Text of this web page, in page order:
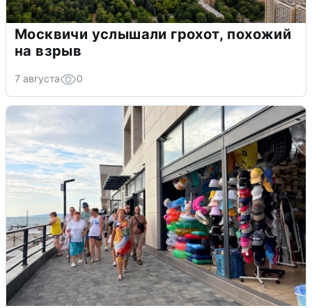
Москвичи услышали грохот, похожий
на взрыв
7 августа 0